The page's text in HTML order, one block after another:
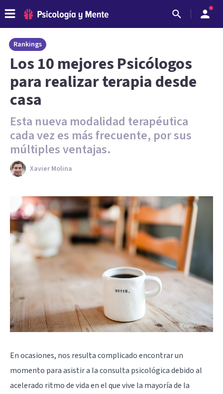
Rankings
Los 10 mejores Psicólogos
para realizar terapia desde
casa
Esta nueva modalidad terapéutica
cada vez es más frecuente, por sus
múltiples ventajas.
Xavier Molina
En ocasiones, nos resulta complicado encontrar un
momento paraasistir a la consulta psicológicadebido al
acelerado ritmo de vida en el que vive la mayoría de la